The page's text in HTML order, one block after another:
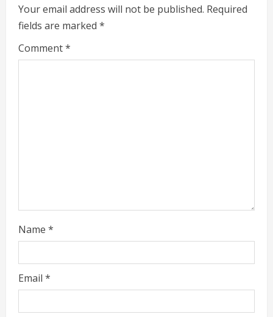
e
R
e
Your email address will not be published. Required
fields are marked *
Comment*
Name *
Email *